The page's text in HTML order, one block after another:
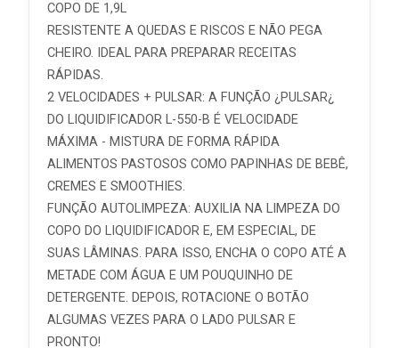
COPO DE 1,9L
RESISTENTE A QUEDAS E RISCOS E NÃO PEGA
CHEIRO. IDEAL PARA PREPARAR RECEITAS
RÁPIDAS.
2 VELOCIDADES + PULSAR: A FUNÇÃO ¿PULSAR¿
DO LIQUIDIFICADOR L-550-B É VELOCIDADE
MÁXIMA - MISTURA DE FORMA RÁPIDA
ALIMENTOS PASTOSOS COMO PAPINHAS DE BEBÊ,
CREMES E SMOOTHIES.
FUNÇÃO AUTOLIMPEZA: AUXILIA NA LIMPEZA DO
COPO DO LIQUIDIFICADOR E, EM ESPECIAL, DE
SUAS LÂMINAS. PARA ISSO, ENCHA O COPO ATÉ A
METADE COM ÁGUA E UM POUQUINHO DE
DETERGENTE. DEPOIS, ROTACIONE O BOTÃO
ALGUMAS VEZES PARA O LADO PULSAR E
PRONTO!